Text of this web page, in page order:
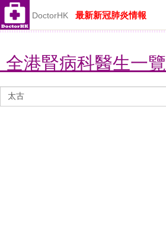
DoctorHK 最新新冠肺炎情報
全港腎病科醫生一覽
生